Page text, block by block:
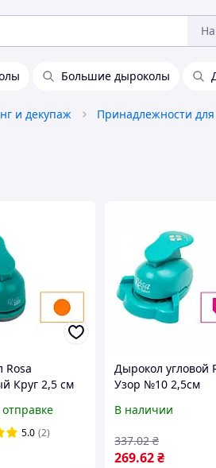
Большие дыроколы
и декупаж Принадлежности для
Rosa
Круг 2,5 см
отправке
5.0 (2)
Дырокол угловой
Узор №10 2,5см
В наличии
269.62₴
337.02 ₴